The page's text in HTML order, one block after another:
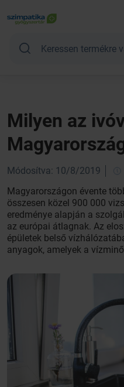
Milyen az
Módosítva: 10/8/2019
Magyarországon évente
összesen közel 900 000
eredménye alapján a
az európai átlagnak. Az
épületek belső
anyagok, amelyek a